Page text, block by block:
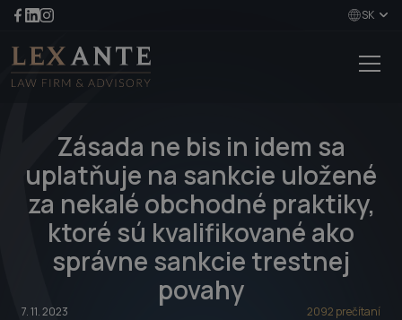
SK
Zásada ne bis in idem sa
uplatňuje na sankcie uložené
za nekalé obchodné praktiky,
ktoré sú kvalifikované ako
správne sankcie trestnej
povahy
7. 11. 2023 2092 prečítaní